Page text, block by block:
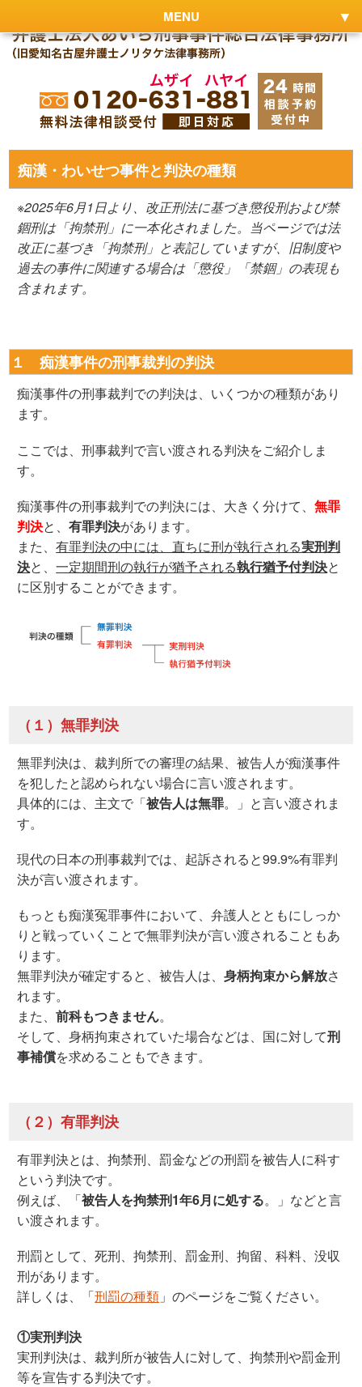
MENU
痴漢・わいせつ事件と判決の種類
※2025年6月1日より、改正刑法に基づき懲役刑および禁
錮刑は「拘禁刑」に一本化されました。当ページでは法
改正に基づき「拘禁刑」と表記していますが、旧制度や
過去の事件に関連する場合は「懲役」「禁錮」の表現も
含まれます。
１ 痴漢事件の刑事裁判の判決
痴漢事件の刑事裁判での判決は、いくつかの種類があり
ます。
ここでは、刑事裁判で言い渡される判決をご紹介しま
す。
痴漢事件の刑事裁判での判決には、大きく分けて、無罪
判決と、有罪判決があります。
また、有罪判決の中には、直ちに刑が執行される実刑判
決と、一定期間刑の執行が猶予される執行猶予付判決と
に区別することができます。
（１）無罪判決
無罪判決は、裁判所での審理の結果、被告人が痴漢事件
を犯したと認められない場合に言い渡されます。
具体的には、主文で「被告人は無罪。」と言い渡されま
す。
現代の日本の刑事裁判では、起訴されると99.9%有罪判
決が言い渡されます。
もっとも痴漢冤罪事件において、弁護人とともにしっか
りと戦っていくことで無罪判決が言い渡されることもあ
ります。
無罪判決が確定すると、被告人は、身柄拘束から解放さ
れます。
また、前科もつきません。
そして、身柄拘束されていた場合などは、国に対して刑
事補償を求めることもできます。
（２）有罪判決
有罪判決とは、拘禁刑、罰金などの刑罰を被告人に科す
という判決です。
例えば、「被告人を拘禁刑1年6月に処する。」などと言
い渡されます。
刑罰として、死刑、拘禁刑、罰金刑、拘留、科料、没収
刑があります。
詳しくは、「刑罰の種類 」のページをご覧ください。
①実刑判決
実刑判決は、裁判所が被告人に対して、拘禁刑や罰金刑
等を宣告する判決です。